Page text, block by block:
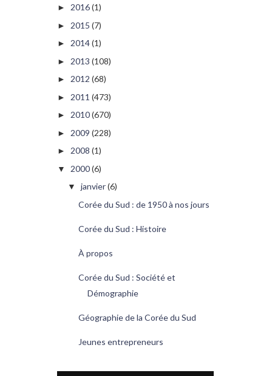
► 2016(1)
► 2015 (7)
► 2014(1)
► 2013 (108)
► 2012 (68)
► 2011 (473)
► 2010(670)
► 2009 (228)
► 2008 (1)
▼ 2000(6)
▼ janvier(6)
Corée du Sud : de 1950 à nos jours
Corée du Sud : Histoire
À propos
Corée du Sud : Société et
Démographie
Géographie de la Corée du Sud
Jeunes entrepreneurs